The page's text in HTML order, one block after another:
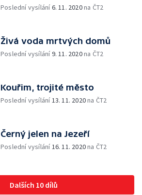
Poslední vysílání6. 11. 2020na ČT2
Živá voda mrtvých domů
Poslední vysílání9. 11. 2020na ČT2
Kouřim, trojité město
Poslední vysílání13. 11. 2020na ČT2
Černý jelen na Jezeří
Poslední vysílání16. 11. 2020na ČT2
Dalších 10 dílů